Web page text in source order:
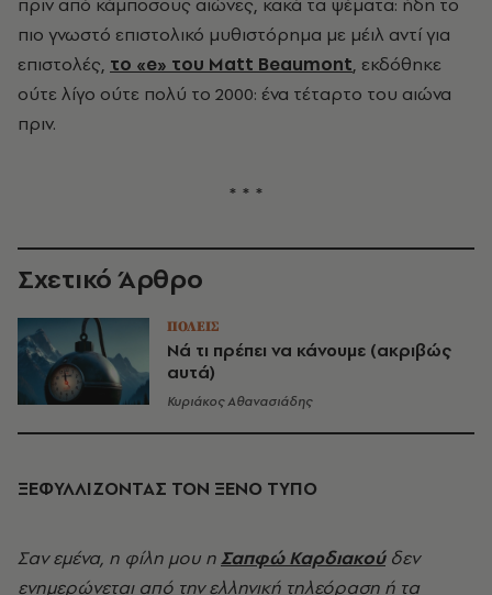
πιο γνωστό επιστολικό μυθιστόρημα με μέιλ αντί για
επιστολές, το «e» του Matt Beaumont, εκδόθηκε
ούτε λίγο ούτε πολύ το 2000: ένα τέταρτο του αιώνα
πριν.
* * *
Σχετικό Άρθρο
ΠΟΛΕΙΣ
Νά τι πρέπει να κάνουμε (ακριβώς
αυτά)
Κυριάκος Αθανασιάδης
ΞΕΦΥΛΛΙΖΟΝΤΑΣ ΤΟΝ ΞΕΝΟ ΤΥΠΟ
Σαν εμένα, η φίλη μου ηΣαπφώ Καρδιακούδεν
ενημερώνεται από την ελληνική τηλεόραση ή τα